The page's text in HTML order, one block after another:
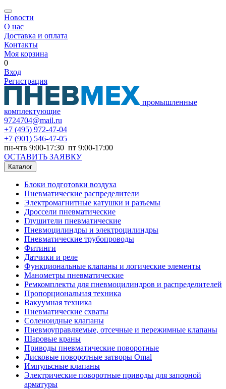
Новости
О нас
Доставка и оплата
Контакты
Моя корзина
0
Вход
Регистрация
промышленные
комплектующие
9724704@mail.ru
+7 (495) 972-47-04
+7 (901) 546-47-05
пн-чтв 9:00-17:30 пт 9:00-17:00
ОСТАВИТЬ ЗАЯВКУ
Каталог
Блоки подготовки воздуха
Пневматические распределители
Электромагнитные катушки и разъемы
Дроссели пневматические
Глушители пневматические
Пневмоцилиндры и электроцилиндры
Пневматические трубопроводы
Фитинги
Датчики и реле
Функциональные клапаны и логические элементы
Манометры пневматические
Ремкомплекты для пневмоцилиндров и распределителей
Пропорциональная техника
Вакуумная техника
Пневматические схваты
Соленоидные клапаны
Пневмоуправляемые, отсечные и пережимные клапаны
Шаровые краны
Приводы пневматические поворотные
Дисковые поворотные затворы Omal
Импульсные клапаны
Электрические поворотные приводы для запорной
арматуры